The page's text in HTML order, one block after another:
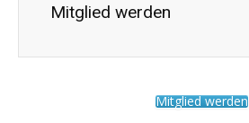
Mitglied werden
Mitglied werden